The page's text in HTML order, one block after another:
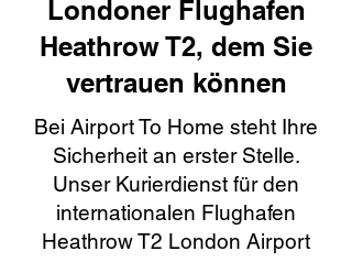
Londoner Flughafen
Heathrow T2, dem Sie
vertrauen können
Bei Airport To Home steht Ihre
Sicherheit an erster Stelle.
Unser Kurierdienst für den
internationalen Flughafen
Heathrow T2 London Airport